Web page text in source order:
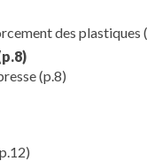
des plastiques
(p.8)